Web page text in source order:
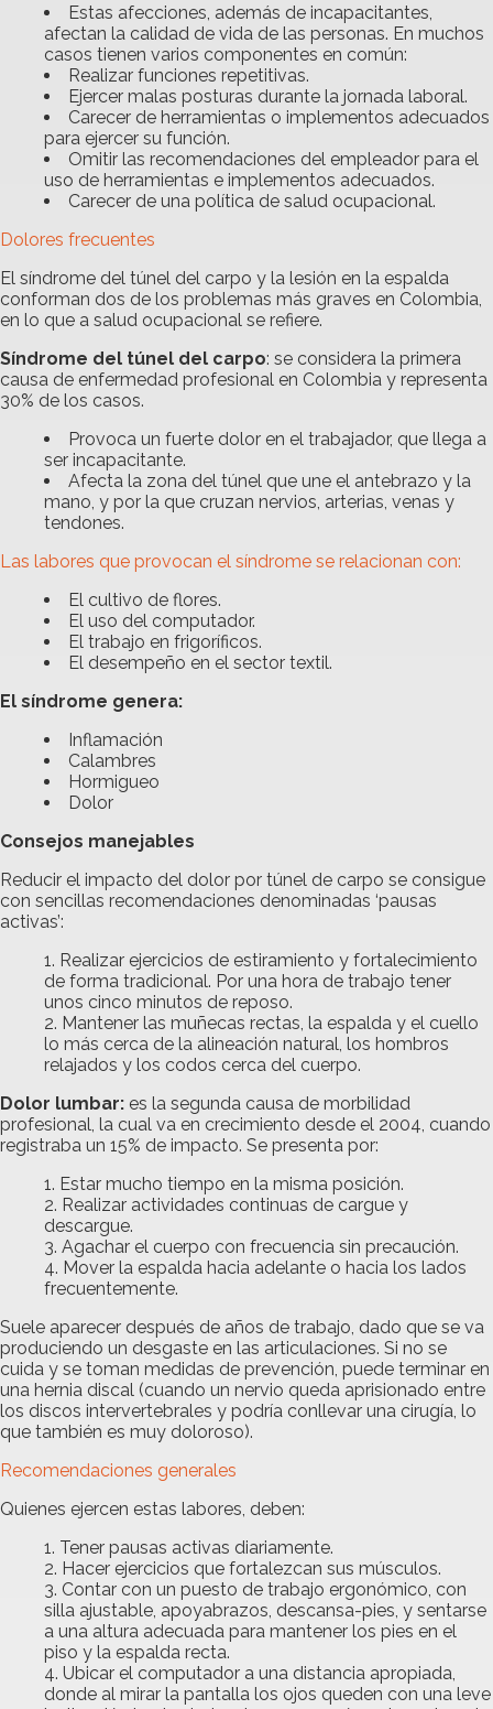
Estas afecciones, además de incapacitantes,
afectan la calidad de vida de las personas. En muchos
casos tienen varios componentes en común:
Realizar funciones repetitivas.
Ejercer malas posturas durante la jornada laboral.
Carecer de herramientas o implementos adecuados
para ejercer su función.
Omitir las recomendaciones del empleador para el
uso de herramientas e implementos adecuados.
Carecer de una política de salud ocupacional.
Dolores frecuentes
El síndrome del túnel del carpo y la lesión en la espalda
conforman dos de los problemas más graves en Colombia,
en lo que a salud ocupacional se refiere.
Síndrome del túnel del carpo: se considera la primera
causa de enfermedad profesional en Colombia y representa
30% de los casos.
Provoca un fuerte dolor en el trabajador, que llega a
ser incapacitante.
Afecta la zona del túnel que une el antebrazo y la
mano, y por la que cruzan nervios, arterias, venas y
tendones.
Las labores que provocan el síndrome se relacionan con:
El cultivo de flores.
El uso del computador.
El trabajo en frigoríficos.
El desempeño en el sector textil.
El síndrome genera:
Inflamación
Calambres
Hormigueo
Dolor
Consejos manejables
Reducir el impacto del dolor por túnel de carpo se consigue
con sencillas recomendaciones denominadas ‘pausas
activas’:
Realizar ejercicios de estiramiento y fortalecimiento
de forma tradicional. Por una hora de trabajo tener
unos cinco minutos de reposo.
Mantener las muñecas rectas, la espalda y el cuello
lo más cerca de la alineación natural, los hombros
relajados y los codos cerca del cuerpo.
Dolor lumbar: es la segunda causa de morbilidad
profesional, la cual va en crecimiento desde el 2004, cuando
registraba un 15% de impacto. Se presenta por:
Estar mucho tiempo en la misma posición.
Realizar actividades continuas de cargue y
descargue.
Agachar el cuerpo con frecuencia sin precaución.
Mover la espalda hacia adelante o hacia los lados
frecuentemente.
Suele aparecer después de años de trabajo, dado que se va
produciendo un desgaste en las articulaciones. Si no se
cuida y se toman medidas de prevención, puede terminar en
una hernia discal (cuando un nervio queda aprisionado entre
los discos intervertebrales y podría conllevar una cirugía, lo
que también es muy doloroso).
Recomendaciones generales
Quienes ejercen estas labores, deben:
Tener pausas activas diariamente.
Hacer ejercicios que fortalezcan sus músculos.
Contar con un puesto de trabajo ergonómico, con
silla ajustable, apoyabrazos, descansa-pies, y sentarse
a una altura adecuada para mantener los pies en el
piso y la espalda recta.
Ubicar el computador a una distancia apropiada,
donde al mirar la pantalla los ojos queden con una leve